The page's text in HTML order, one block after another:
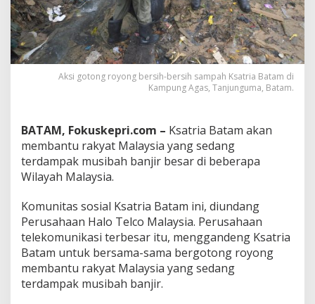
I
n
t
e
n
n
a
l
m
u
d
a
a
t
Aksi gotong royong bersih-bersih sampah Ksatria Batam di
Kampung Agas, Tanjunguma, Batam.
BATAM, Fokuskepri.com – Ksatria Batam akan
membantu rakyat Malaysia yang sedang
terdampak musibah banjir besar di beberapa
Wilayah Malaysia.
Komunitas sosial Ksatria Batam ini, diundang
Perusahaan Halo Telco Malaysia. Perusahaan
telekomunikasi terbesar itu, menggandeng Ksatria
Batam untuk bersama-sama bergotong royong
membantu rakyat Malaysia yang sedang
terdampak musibah banjir.